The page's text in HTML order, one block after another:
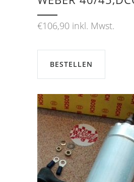
€106,90 inkl. Mwst.
BESTELLEN